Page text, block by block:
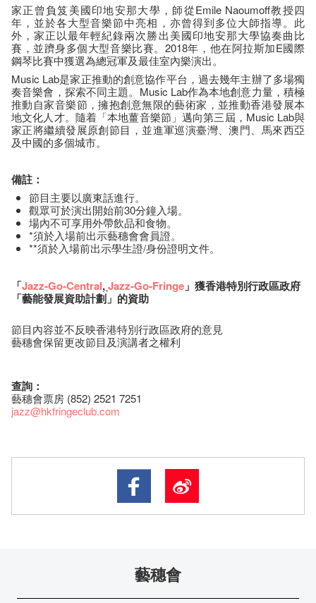
家正曾負笈美國印地安那大學，師從Emile Naoumoff教授四
年，並於各大型音樂節中亮相，亦曾得到多位大師指導。此
外，家正以最年輕紀錄兩次勝出美國印地安那大學協奏曲比
賽，並躋身多個大型音樂比賽。2018年，他在阿拉斯加E國際
鋼琴比賽中獲選為總冠軍及最佳室內樂演出。
Music Lab是家正推動的創意協作平台，過去幾年主辦了多場獨
奏音樂會，探索不同主題。Music Lab作為本地創意力量，積極
推動自家音樂節，擁抱創意無限的藝術家，並推動香港發展本
地文化人才。隨着「本地薑音樂節」邁向第三屆，Music Lab與
家正將繼續發展原創節目，並進軍巡演臺灣、澳門、馬來西亞
及中國的多個城市。
備註：
節目主要以廣東話進行。
觀眾可於演出開始前30分鐘入場。
場內不可享用外帶飲品和食物。
*須於入場前出示藝穗會會員證。
**須於入場前出示學生證/身份證明文件。
「Jazz-Go-Central,Jazz-Go-Fringe」獲香港特別行政區政府
「藝能發展資助計劃」的資助
節目內容並不反映香港特別行政區政府的意見
藝穗會保留更改節目及演講者之權利
查詢：
藝穗會票房 (852) 2521 7251
jazz@hkfringeclub.com
藝穗會